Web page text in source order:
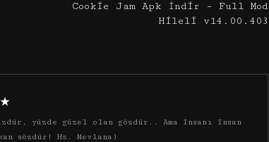
Cookie Jam Apk İndir – Full Mod
Hileli v14.00.403
yüzde güzel olan gözdür.. Ama insanı insan
sözdür! Hz. Mevlana)